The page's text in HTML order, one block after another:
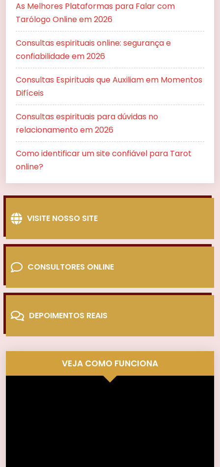
As Melhores Plataformas para Falar com
Tarólogo Online em 2026
Consultas espirituais online: segurança e
confiabilidade em 2026
Consultas Espirituais que Auxiliam em Momentos
Difíceis
Consultas espirituais para dúvidas no
relacionamento em 2026
Como identificar um site confiável para Tarot
online?
VISITE NOSSO SITE
CONSULTORES ONLINE
DEPOIMENTOS REAIS
VEJA COMO FUNCIONA